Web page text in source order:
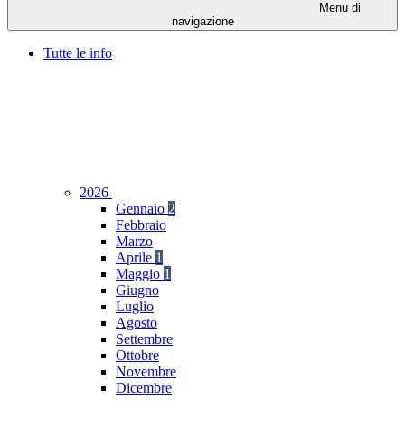
Menu di
navigazione
Tutte le info
2026
Gennaio 2
Febbraio
Marzo
Aprile 1
Maggio 1
Giugno
Luglio
Agosto
Settembre
Ottobre
Novembre
Dicembre